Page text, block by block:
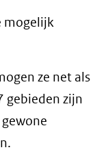
mogelijk
ze net als
gebieden zijn